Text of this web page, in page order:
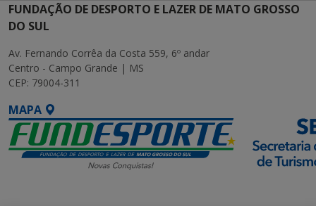
FUNDAÇÃO DE DESPORTO E LAZER DE MATO GROSSO
DO SUL
Av. Fernando Corrêa da Costa 559, 6º andar
Centro - Campo Grande | MS
CEP: 79004-311
MAPA